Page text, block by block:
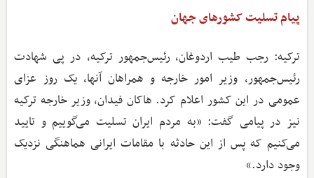
پیام تسلیت کشورهای جهان
ترکیه: رجب طیب اردوغان، رئیس‌جمهور ترکیه، در پی شهادت
رئیس‌جمهور، وزیر امور خارجه و همراهان آنها، یک روز عزای
عمومی در این کشور اعلام کرد. هاکان فیدان، وزیر خارجه ترکیه
نیز در پیامی گفت: «به مردم ایران تسلیت می‌گوییم و تایید
می‌کنیم که پس از این حادثه با مقامات ایرانی هماهنگی نزدیک
وجود دارد.»